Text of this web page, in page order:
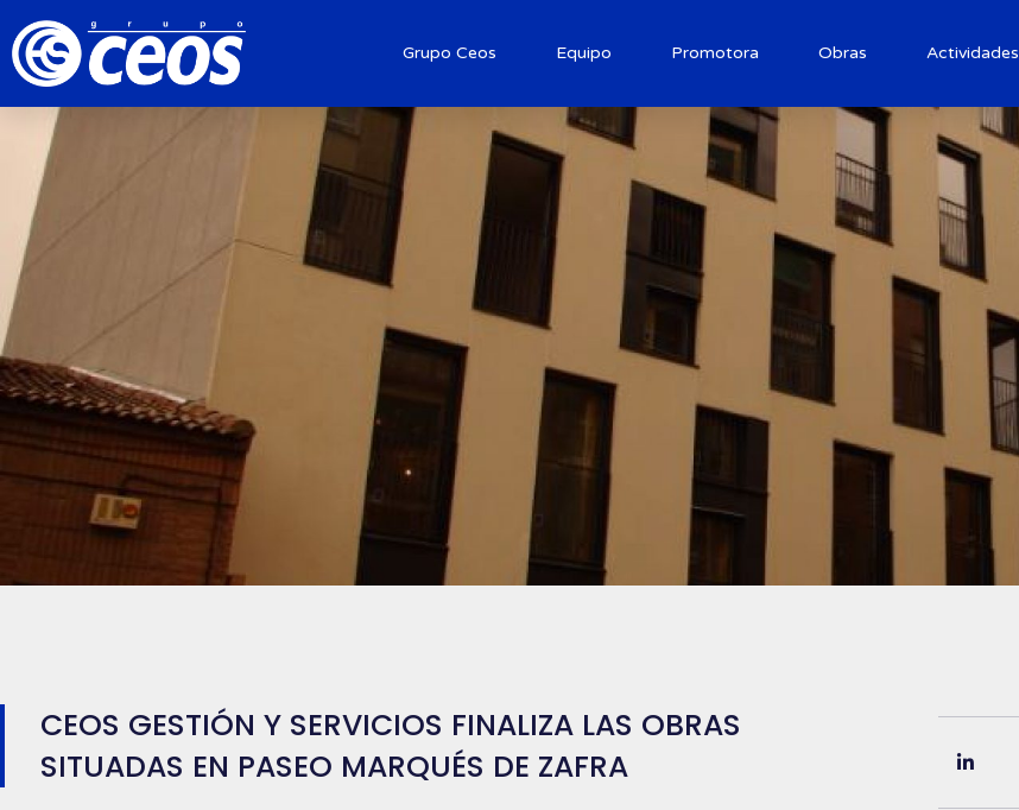
Grupo Ceos Equipo Promotora Obras Actividades
CEOS GESTIÓN Y SERVICIOS FINALIZA LAS OBRAS
SITUADAS EN PASEO MARQUÉS DE ZAFRA